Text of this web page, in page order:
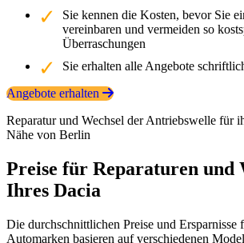
Sie kennen die Kosten, bevor Sie
vereinbaren und vermeiden so
Überraschungen
Sie erhalten alle Angebote
Angebote erhalten
Reparatur und Wechsel der Antriebswelle für
Nähe von Berlin
Preise für Reparaturen und
Ihres Dacia
Die durchschnittlichen Preise und Ersparnisse
Automarken basieren auf verschiedenen